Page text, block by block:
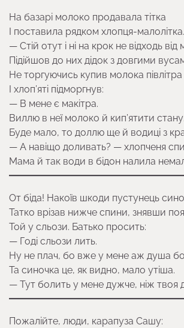
На базарі молоко продавала тітка
І поставила рядком хлопця-малолітка.
— Стій отут і ні на крок не відходь
Підійшов до них дідок з довгими
Не торгуючись купив молока півлітра
І хлоп’яті підморгнув:
— В мене є макітра.
Виллю в неї молоко й кип’ятити стану.
Буде мало, то доллю ще й водиці з
— А навіщо доливать? — хлопченя
Мама й так води в бідон налила
От біда! Накоїв шкоди пустунець
Татко врізав нижче спини, знявши
Той у сльози. Батько просить:
— Годі сльози лить.
Ну не плач, бо вже у мене аж душа
Та синочка це, як видно, мало утіша.
— Тут болить у мене дужче, ніж твоя
Пожалійте, люди, карапуза Сашу: